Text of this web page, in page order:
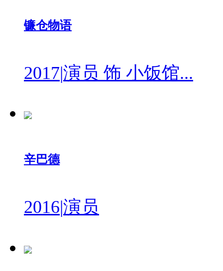
镰仓物语
2017|演员 饰 小饭馆...
辛巴德
2016|演员